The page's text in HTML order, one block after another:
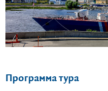
Программа тура